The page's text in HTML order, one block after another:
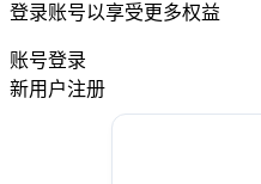
登录账号以享受更多权益
账号登录
新用户注册